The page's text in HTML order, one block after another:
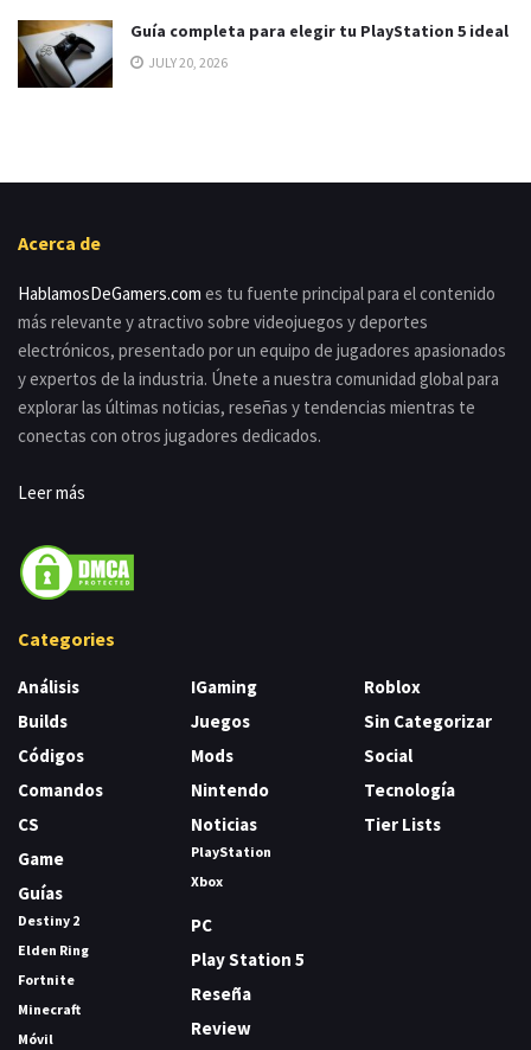
Guía completa para elegir tu PlayStation 5 ideal
JULY 20, 2026
Acerca de
HablamosDeGamers.com es tu fuente principal para el contenido
más relevante y atractivo sobre videojuegos y deportes
electrónicos, presentado por un equipo de jugadores apasionados
y expertos de la industria. Únete a nuestra comunidad global para
explorar las últimas noticias, reseñas y tendencias mientras te
conectas con otros jugadores dedicados.
Leer más
Categories
Análisis
Builds
Códigos
Comandos
CS
Game
Guías
Destiny 2
Elden Ring
Fortnite
Minecraft
Móvil
IGaming
Juegos
Mods
Nintendo
Noticias
PlayStation
Xbox
PC
Play Station 5
Reseña
Review
Roblox
Sin Categorizar
Social
Tecnología
Tier Lists